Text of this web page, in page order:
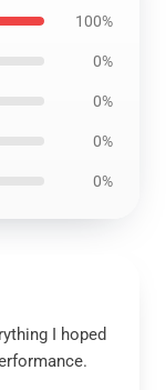
100%
0%
0%
0%
0%
I hoped